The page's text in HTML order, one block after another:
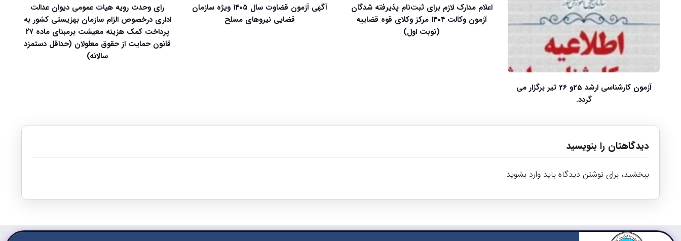
آزمون کارشناسی ارشد 25و 26 تیر برگزار می
گردد.
اعلام مدارک لازم برای ثبت‌نام پذیرفته شدگان
آزمون وکالت ۱۴۰۴ مرکز وکلای قوه قضاییه
(نوبت اول)
آگهی آزمون قضاوت سال ۱۴۰۵ ویژه سازمان
قضایی نیروهای مسلح
رای وحدت رویه هیات عمومی دیوان عدالت
اداری درخصوص الزام سازمان بهزیستی کشور به
پرداخت کمک هزینه معیشت برمبنای ماده ۲۷
قانون حمایت از حقوق معلولان (حداقل دستمزد
سالانه)
دیدگاهتان را بنویسید
ببخشید، برای نوشتن دیدگاه باید وارد بشوید